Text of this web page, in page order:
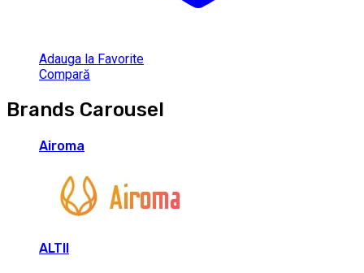
Adauga la Favorite
Compară
Brands Carousel
Airoma
ALTII